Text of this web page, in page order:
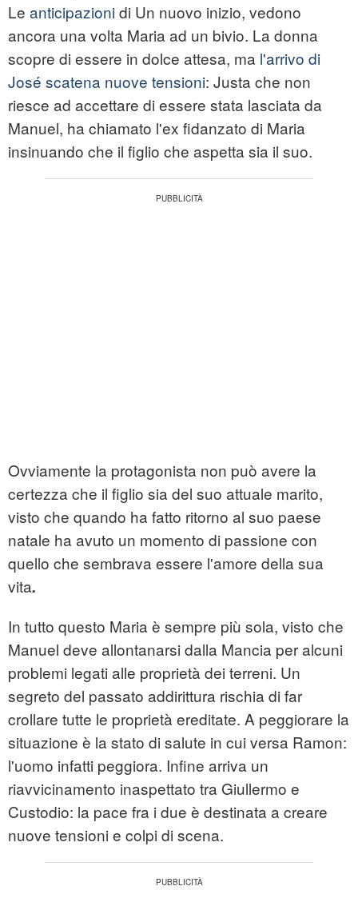
Le anticipazionidi Un nuovo inizio, vedono
ancora una volta Maria ad un bivio. La donna
scopre di essere in dolce attesa, ma l'arrivo di
José scatena nuove tensioni: Justa che non
riesce ad accettare di essere stata lasciata da
Manuel, ha chiamato l'ex fidanzato di Maria
insinuando che il figlio che aspetta sia il suo.
Ovviamente la protagonista non può avere la
certezza che il figlio sia del suo attuale marito,
visto che quando ha fatto ritorno al suo paese
natale ha avuto un momento di passione con
quello che sembrava essere l'amore della sua
vita.
In tutto questo Maria è sempre più sola, visto che
Manuel deve allontanarsi dalla Mancia per alcuni
problemi legati alle proprietà dei terreni. Un
segreto del passato addirittura rischia di far
crollare tutte le proprietà ereditate. A peggiorare la
situazione è la stato di salute in cui versa Ramon:
l'uomo infatti peggiora. Infine arriva un
riavvicinamento inaspettato tra Giullermo e
Custodio: la pace fra i due è destinata a creare
nuove tensioni e colpi di scena.